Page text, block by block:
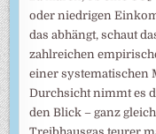
oder niedrigen
das abhängt, schaut
zahlreichen
einer systematischen
Durchsicht nimmt es
den Blick – ganz